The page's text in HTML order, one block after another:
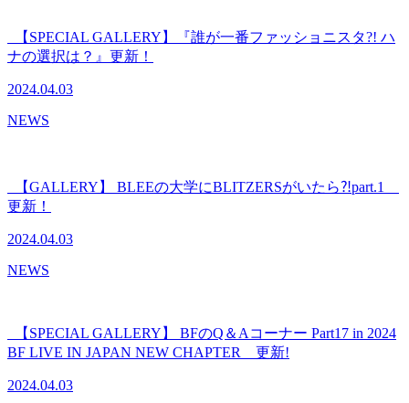
【SPECIAL GALLERY】『誰が一番ファッショニスタ?! ハ
ナの選択は？』更新！
2024.04.03
NEWS
【GALLERY】 BLEEの大学にBLITZERSがいたら⁈part.1
更新！
2024.04.03
NEWS
【SPECIAL GALLERY】 BFのQ＆Aコーナー Part17 in 2024
BF LIVE IN JAPAN NEW CHAPTER 更新!
2024.04.03